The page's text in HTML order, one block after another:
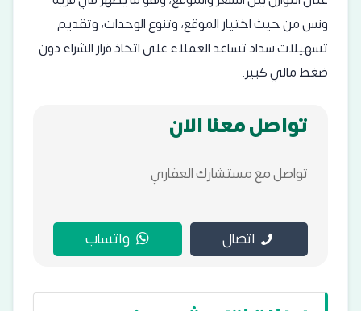
ونس من حيث اختيار الموقع، وتنوع الوحدات، وتقديم
تسهيلات سداد تساعد العملاء على اتخاذ قرار الشراء دون
ضغط مالي كبير.
تواصل معنا الان
تواصل مع مستشارك العقاري
اتصال واتساب